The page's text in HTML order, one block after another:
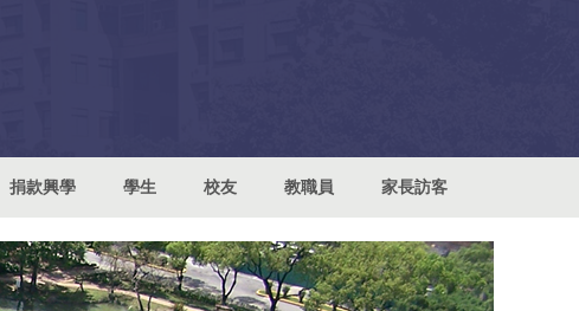
捐款興學 學生 校友 教職員 家長訪客